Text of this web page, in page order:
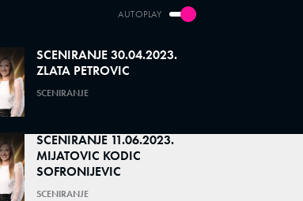
AUTOPLAY
SCENIRANJE 30.04.2023.
ZLATA PETROVIC
SCENIRANJE
SCENIRANJE 11.06.2023.
MIJATOVIC KODIC
SOFRONIJEVIC
SCENIRANJE